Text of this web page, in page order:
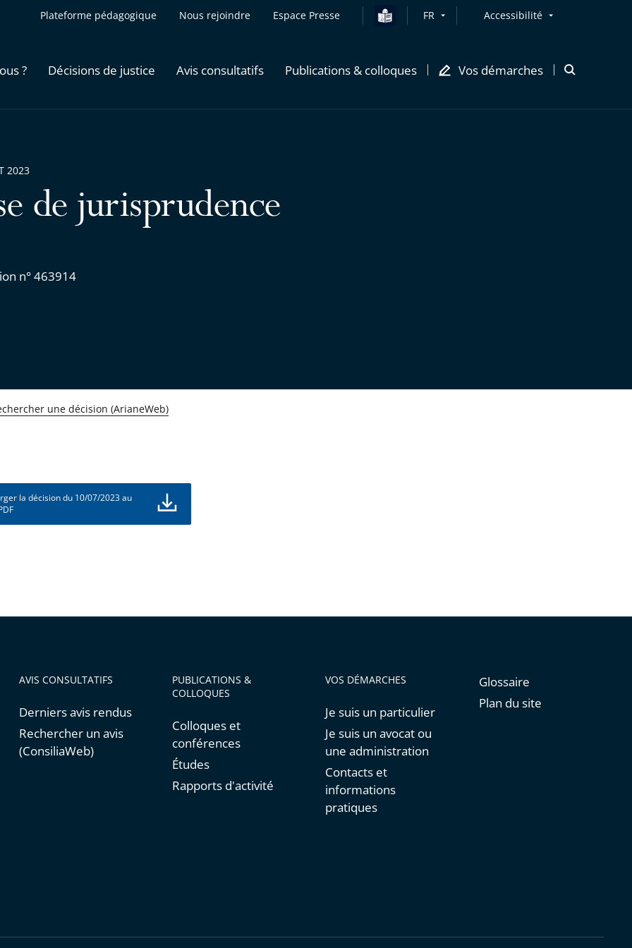
Plateforme pédagogique Nous rejoindre Espace Presse FR Accessibilité
? Décisions de justice Avis consultatifs Publications & colloques Vos démarches
Ouvrir
de jurisprudence
n° 463914
2023
une décision (ArianeWeb)
la décision du 10/07/2023 au
AVIS CONSULTATIFS
Derniers avis rendus
Rechercher un avis
(ConsiliaWeb)
PUBLICATIONS &
COLLOQUES
Colloques et
conférences
Études
Rapports d'activité
VOS DÉMARCHES
Je suis un particulier
Je suis un avocat ou
une administration
Contacts et
informations
pratiques
Glossaire
Plan du site